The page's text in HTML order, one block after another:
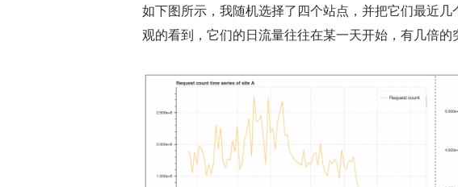
如下图所示，我随机选择了四个站点，并把它们最近
观的看到，它们的日流量往往在某一天开始，有几倍的